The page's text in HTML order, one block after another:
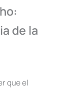
de la
que el